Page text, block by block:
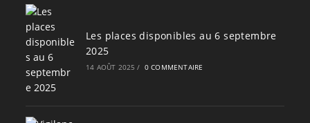
Les places disponibles au 6 septembre
2025
14 AOÛT 2025 / 0 COMMENTAIRE